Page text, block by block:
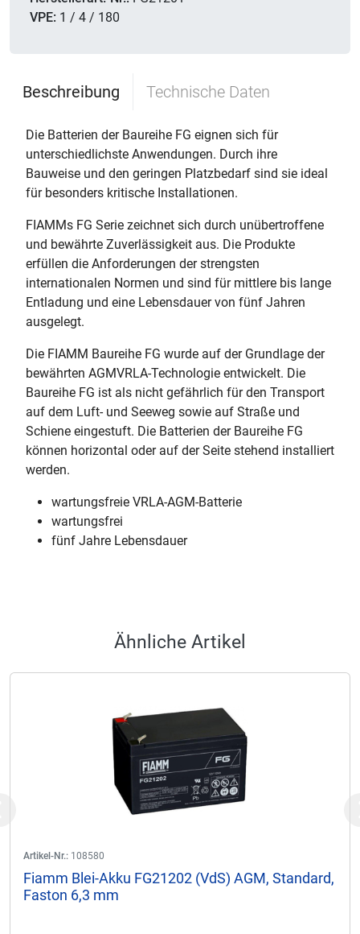
VPE: 1 / 4 / 180
Beschreibung Technische Daten
Die Batterien der Baureihe FG eignen sich für
unterschiedlichste Anwendungen. Durch ihre
Bauweise und den geringen Platzbedarf sind sie ideal
für besonders kritische Installationen.
FIAMMs FG Serie zeichnet sich durch unübertroffene
und bewährte Zuverlässigkeit aus. Die Produkte
erfüllen die Anforderungen der strengsten
internationalen Normen und sind für mittlere bis lange
Entladung und eine Lebensdauer von fünf Jahren
ausgelegt.
Die FIAMM Baureihe FG wurde auf der Grundlage der
bewährten AGMVRLA-Technologie entwickelt. Die
Baureihe FG ist als nicht gefährlich für den Transport
auf dem Luft- und Seeweg sowie auf Straße und
Schiene eingestuft. Die Batterien der Baureihe FG
können horizontal oder auf der Seite stehend installiert
werden.
wartungsfreie VRLA-AGM-Batterie
wartungsfrei
fünf Jahre Lebensdauer
Ähnliche Artikel
Artikel-Nr.: 108580
Fiamm Blei-Akku FG21202 (VdS) AGM, Standard,
Faston 6,3 mm